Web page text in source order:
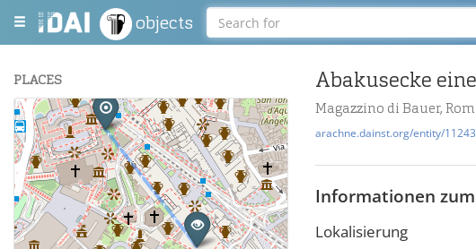
objects
PLACES
+
−
Abakusecke
Magazzino di Bauer, Rom
arachne.dainst.org/entity/
Informationen
Lokalisierung